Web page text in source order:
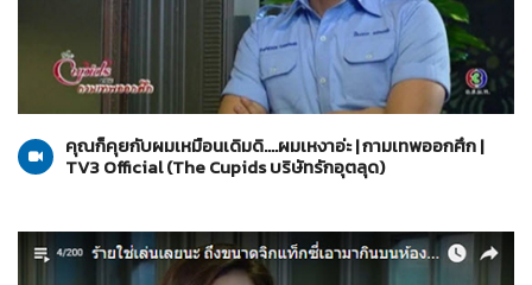
29-03-2560
The Cupids บริษัทรักอุตลุด
คุณก็คุยกับผมเหมือนเดิมดิ....ผมเหงาอ่ะ | กามเทพออกศึก |
TV3 Official (The Cupids บริษัทรักอุตลุด)